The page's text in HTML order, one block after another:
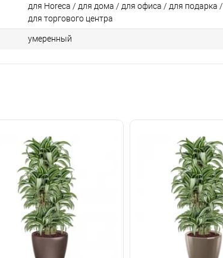
для Horeca / для дома / для офиса / для подарка /
для торгового центра
умеренный